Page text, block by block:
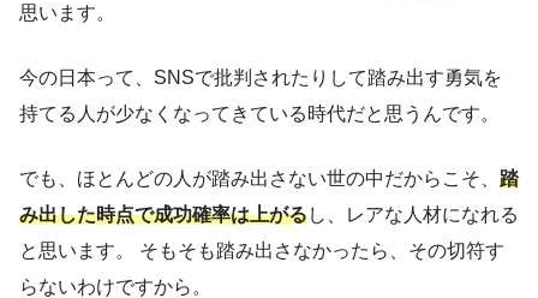
思います。
今の日本って、SNSで批判されたりして踏み出す勇気を
持てる人が少なくなってきている時代だと思うんです。
でも、ほとんどの人が踏み出さない世の中だからこそ、 踏
み出した時点で成功確率は上がるし、レアな人材になれる
と思います。 そもそも踏み出さなかったら、その切符す
らないわけですから。